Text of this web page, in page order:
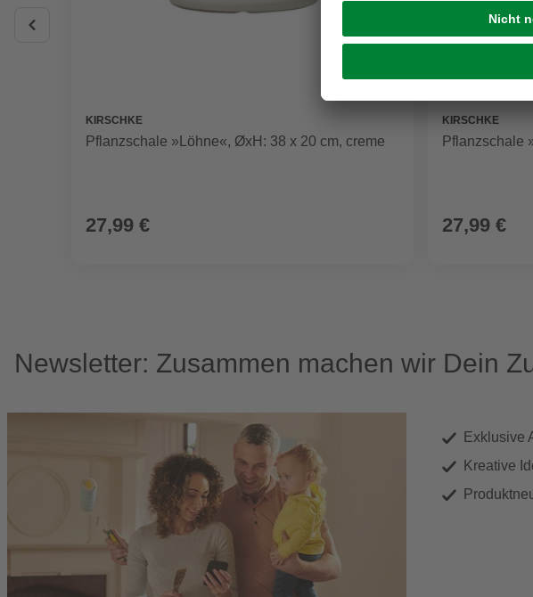
KIRSCHKE
Pflanzschale »Löhne«, ØxH: 38 x 20 cm, creme
27,99 €
KIRSCHKE
Pflanzschale
27,99 €
Newsletter: Zusammen machen wir Dein
Exklusive
Kreative